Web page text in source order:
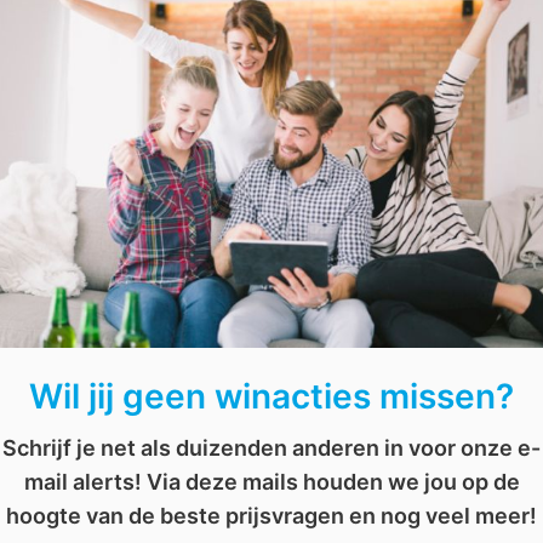
Wil jij deze voucher winnen? Beantwoord dan de
Girl Cave?”.
tilburg.com,voucher,winactie,winnen
Wil jij geen winacties missen?
Schrijf je net als duizenden anderen in voor onze e-
mail alerts! Via deze mails houden we jou op de
hoogte van de beste prijsvragen en nog veel meer!